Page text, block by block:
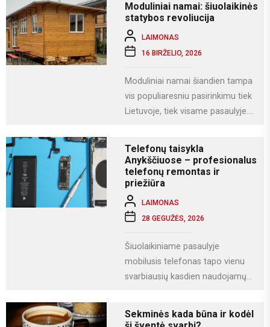
komunikacijai ir įvairioms
specializuotoms užduotims...
Moduliniai namai: šiuolaikinės
statybos revoliucija
LAIMONAS
16 BIRŽELIO, 2026
Moduliniai namai šiandien tampa
vis populiaresniu pasirinkimu tiek
Lietuvoje, tiek visame pasaulyje.
Telefonų taisykla
Anykščiuose – profesionalus
telefonų remontas ir
priežiūra
LAIMONAS
28 GEGUŽĖS, 2026
Šiuolaikiniame pasaulyje
mobilusis telefonas tapo vienu
svarbiausių kasdien naudojamų
naudojamės socialiniais...
Sekminės kada būna ir kodėl